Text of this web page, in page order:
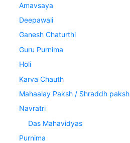
Amavsaya
Deepawali
Ganesh Chaturthi
Guru Purnima
Holi
Karva Chauth
Mahaalay Paksh / Shraddh paksh
Navratri
Das Mahavidyas
Purnima